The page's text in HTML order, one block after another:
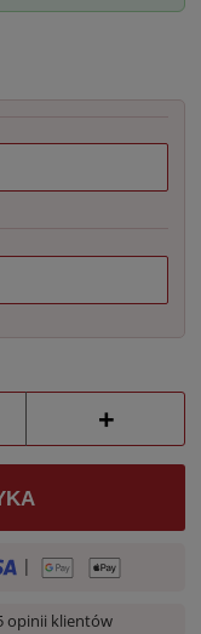
+
|
opinii klientów